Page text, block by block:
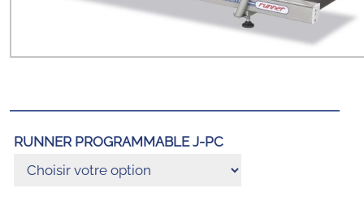
RUNNER PROGRAMMABLE J-PC